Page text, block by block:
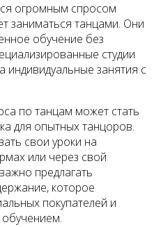
огромным спросом
заниматься танцами. Они
обучение без
студии
индивидуальные занятия с
по танцам может стать
для опытных танцоров.
свои уроки на
или через свой
предлагать
которое
покупателей и